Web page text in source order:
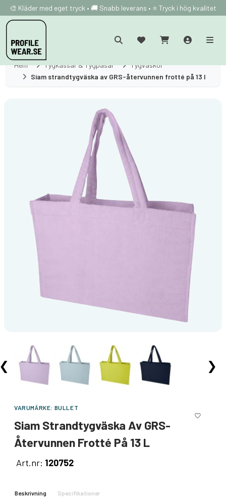
🎨 Kläder med eget tryck • 🚚 Snabb leverans • ⭐ Tryck i hög kvalitet
Hem Tygkassar & Tygpåsar
Tygväskor
Siam strandtygväska av GRS-återvunnen frotté på 13 l
❯
VARUMÄRKE: BULLET
Siam Strandtygväska Av GRS-
Återvunnen Frotté På 13 L
Art.nr: 120752
Beskrivning Specifikationer